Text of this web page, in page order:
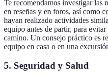
Te recomendamos investigar las
en reseñas y en foros, así como
hayan realizado actividades
equipo antes de partir, para evitar
camino. Un consejo práctico es
equipo en casa o en una
5. Seguridad y Salud